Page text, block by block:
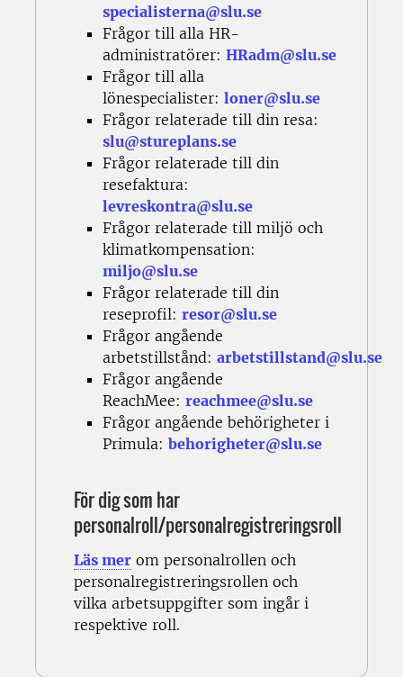
specialisterna@slu.se
Frågor till alla HR-
administratörer: HRadm@slu.se
Frågor till alla
lönespecialister: loner@slu.se
Frågor relaterade till din resa:
slu@stureplans.se
Frågor relaterade till din
resefaktura:
levreskontra@slu.se
Frågor relaterade till miljö och
klimatkompensation:
miljo@slu.se
Frågor relaterade till din
reseprofil: resor@slu.se
Frågor angående
arbetstillstånd: arbetstillstand@slu.se
Frågor angående
ReachMee: reachmee@slu.se
Frågor angående behörigheter i
Primula: behorigheter@slu.se
För dig som har
personalroll/personalregistreringsroll
Läs mer om personalrollen och
personalregistreringsrollen och
vilka arbetsuppgifter som ingår i
respektive roll.